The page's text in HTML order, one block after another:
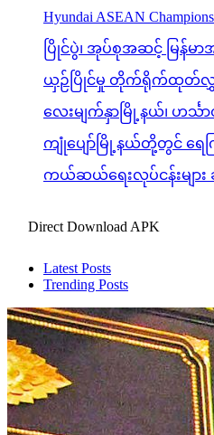
Hyundai ASEAN
ပြိုင်ပွဲ၊ အုပ်စုအဆင့် မြန်မ
ယှဉ်ပြိုင်မှု တိုက်ရိုက်ထုတ်
လေးမျက်နှာမြို့နယ်၊ ဟင်္
ကျုံပျော်မြို့နယ်တို့တွင် ရေက
ကယ်ဆယ်ရေးလုပ်ငန်းမျ
Direct Download APK
Latest Posts
Trending Posts